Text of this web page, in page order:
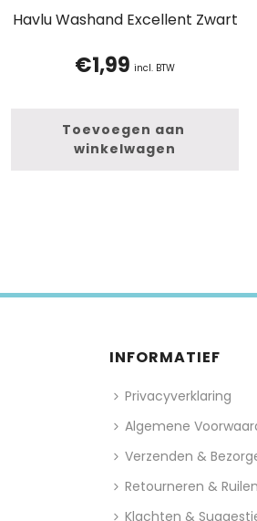
Havlu Washand Excellent Zwart
€1,99 incl. BTW
Toevoegen aan
winkelwagen
INFORMATIEF
Privacyverklaring
Algemene
Verzenden &
Retourneren & Ruilen
Klachten &